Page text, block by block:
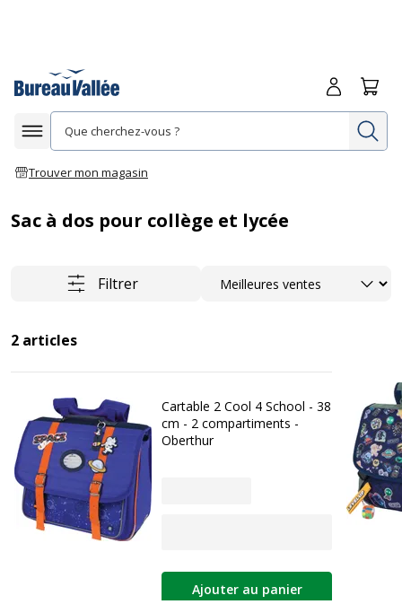
Afficher la navigation
Trouver mon magasin
Me
Sac à dos pour collège et lycée
Filtrer Trier
2 articles
Cartable 2 Cool 4 School - 38
cm - 2 compartiments -
Oberthur
Ajouter au panier